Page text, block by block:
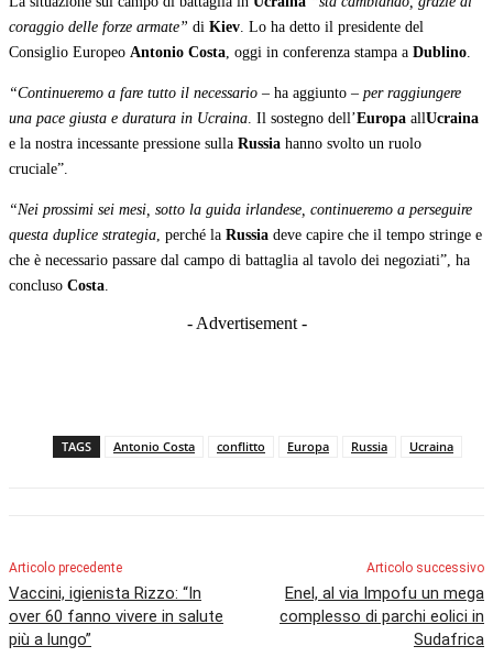
coraggio delle forze armate” di Kiev. Lo ha detto il presidente del
Consiglio Europeo Antonio Costa, oggi in conferenza stampa a Dublino.
“Continueremo a fare tutto il necessario – ha aggiunto – per raggiungere
una pace giusta e duratura in Ucraina. Il sostegno dell’Europa allUcraina
e la nostra incessante pressione sulla Russia hanno svolto un ruolo
cruciale”.
“Nei prossimi sei mesi, sotto la guida irlandese, continueremo a perseguire
questa duplice strategia, perché la Russia deve capire che il tempo stringe e
che è necessario passare dal campo di battaglia al tavolo dei negoziati”, ha
concluso Costa.
- Advertisement -
TAGS Antonio Costa conflitto Europa Russia Ucraina
Articolo precedente
Vaccini, igienista Rizzo: “In
over 60 fanno vivere in salute
più a lungo”
Articolo successivo
Enel, al via Impofu un mega
complesso di parchi eolici in
Sudafrica